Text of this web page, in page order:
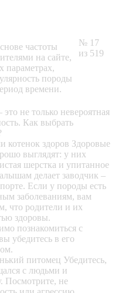
частоты
на сайте,
параметрах,
породы
времени.
№ 17
из 519
не только невероятная
Как выбрать
котенок здоров Здоровые
выглядят: у них
шерстка и упитанное
делает заводчик –
Если у породы есть
заболеваниям, вам
что родители и их
здоровы.
познакомиться с
убедитесь в его
питомец Убедитесь,
с людьми и
Посмотрите, не